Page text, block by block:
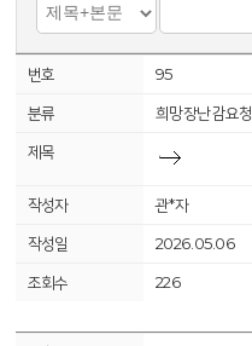
95
희망장난감요청
관*자
2026.05.06
226